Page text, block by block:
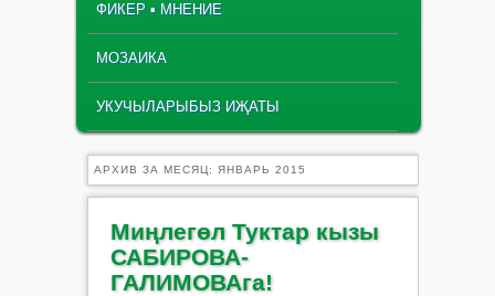
ФИКЕР ▪ МНЕНИЕ
МОЗАИКА
УКУЧЫЛАРЫБЫЗ ИҖАТЫ
АРХИВ ЗА МЕСЯЦ: ЯНВАРЬ 2015
Миңлегөл Туктар кызы
САБИРОВА-
ГАЛИМОВАга!